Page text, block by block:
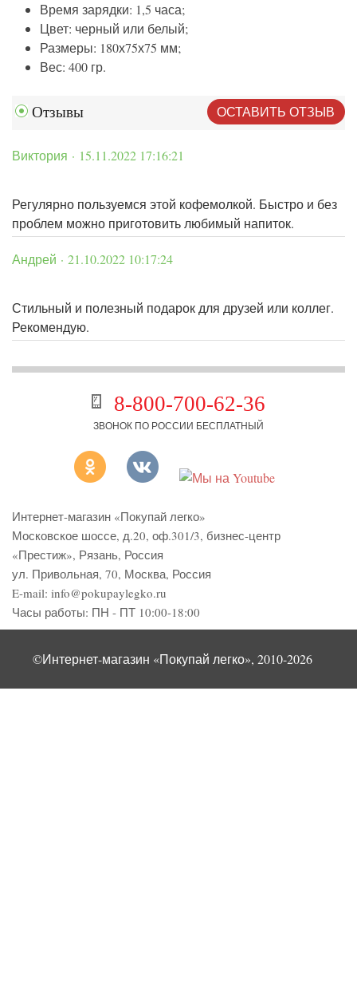
Время зарядки: 1,5 часа;
Цвет: черный или белый;
Размеры: 180х75х75 мм;
Вес: 400 гр.
Отзывы ОСТАВИТЬ ОТЗЫВ
Виктория · 15.11.2022 17:16:21
Регулярно пользуемся этой кофемолкой. Быстро и без
проблем можно приготовить любимый напиток.
Андрей · 21.10.2022 10:17:24
Стильный и полезный подарок для друзей или коллег.
Рекомендую.
8-800-700-62-36
ЗВОНОК ПО РОССИИ БЕСПЛАТНЫЙ
Интернет-магазин «Покупай легко»
Московское шоссе, д.20, оф.301/3, бизнес-центр
«Престиж», Рязань, Россия
ул. Привольная, 70, Москва, Россия
E-mail: info@pokupaylegko.ru
Часы работы: ПН - ПТ 10:00-18:00
©Интернет-магазин «Покупай легко», 2010-2026